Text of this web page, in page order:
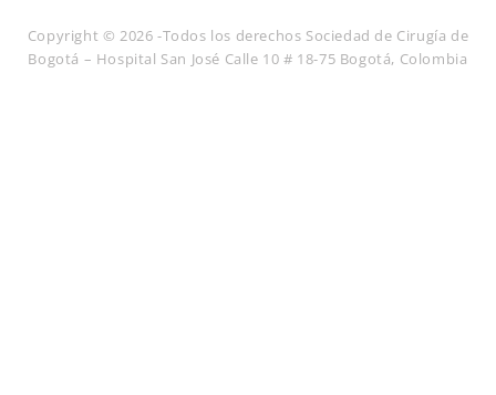
Copyright © 2026 -Todos los derechos Sociedad de Cirugía de
Bogotá – Hospital San José Calle 10 # 18-75 Bogotá, Colombia